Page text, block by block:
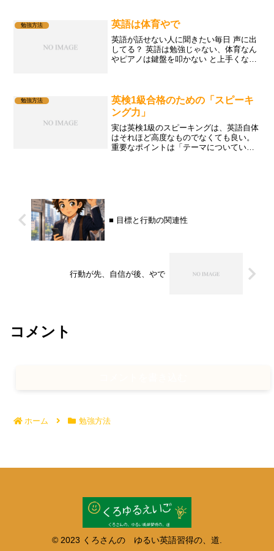
は素朴でしたが一口食べる...
勉強方法 英語は体育やで
英語が話せない人に聞きたい毎日 声に出
してる？ 英語は勉強じゃない、体育なん
やピアノは鍵盤を叩かない と上手くなら
から始めますほな...
勉強方法
英検1級合格のための「スピーキ
ング力」
実は英検1級のスピーキングは、英語自体
はそれほど高度なものでなくても良い。
重要なポイントは「テーマについていけ
■ 目標と行動の関連性
行動が先、自信が後、やで
コメント
ホーム 勉強方法
© 2023 くろさんの ゆるい英語習得の、道.